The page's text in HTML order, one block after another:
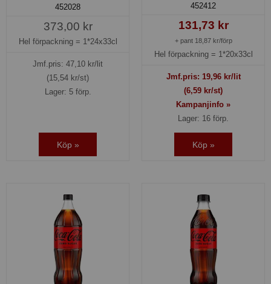
452028
373,00 kr
Hel förpackning = 1*24x33cl
Jmf.pris: 47,10 kr/lit
(15,54 kr/st)
Lager: 5 förp.
Köp »
452412
131,73 kr
+ pant 18,87 kr/förp
Hel förpackning = 1*20x33cl
Jmf.pris: 19,96kr/lit
(6,59 kr/st)
Kampanjinfo »
Lager: 16 förp.
Köp »